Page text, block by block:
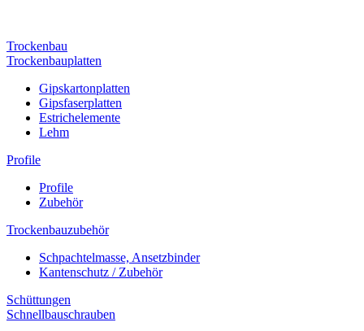
Trockenbau
Trockenbauplatten
Gipskartonplatten
Gipsfaserplatten
Estrichelemente
Lehm
Profile
Profile
Zubehör
Trockenbauzubehör
Schpachtelmasse, Ansetzbinder
Kantenschutz / Zubehör
Schüttungen
Schnellbauschrauben